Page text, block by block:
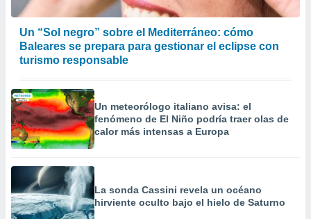
Un “Sol negro” sobre el Mediterráneo: cómo
Baleares se prepara para gestionar el eclipse con
turismo responsable
Un meteorólogo italiano avisa: el
fenómeno de El Niño podría traer olas de
calor más intensas a Europa
La sonda Cassini revela un océano
hirviente oculto bajo el hielo de Saturno